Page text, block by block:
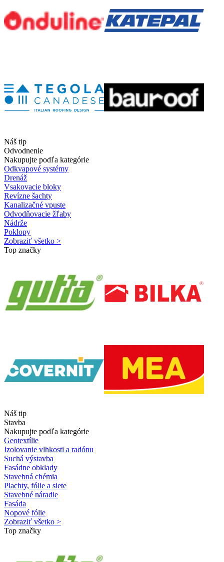
Náš tip
Odvodnenie
Nakupujte podľa kategórie
Odkvapové systémy
Drenáž
Vsakovacie bloky
Revízne šachty
Kanalizačné vpuste
Odvodňovacie žľaby
Nádrže
Poklopy
Zobraziť všetko >
Top značky
Náš tip
Stavba
Nakupujte podľa kategórie
Geotextílie
Izolovanie vlhkosti a radónu
Suchá výstavba
Fasádne obklady
Stavebná chémia
Plachty, fólie a siete
Stavebné náradie
Fasáda
Nopové fólie
Zobraziť všetko >
Top značky